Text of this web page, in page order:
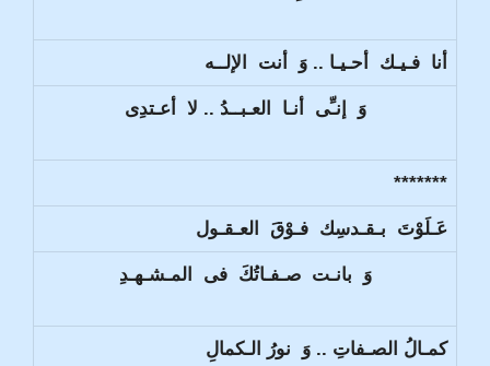
أنا فـيـك أحـيـا .. وَ أنت الإلــه
وَ إنـِّى أنـا العـبــدُ .. لا أعـتدِى
*******
عَـلَوْتَ بـقـدسِك فـوْقَ العـقـول
وَ بانـت صـفـاتُكَ فى المـشـهـدِ
كمـالُ الصـفاتِ .. وَ نورُ الـكمالِ